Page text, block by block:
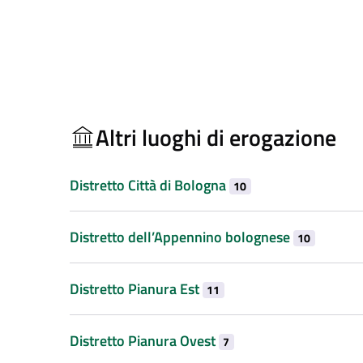
Altri luoghi di erogazione
Distretto Città di Bologna 10
Distretto dell’Appennino bolognese 10
Distretto Pianura Est 11
Distretto Pianura Ovest 7